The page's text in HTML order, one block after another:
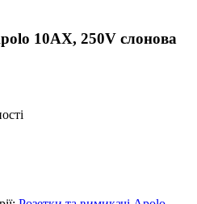
10АХ, 250V слонова